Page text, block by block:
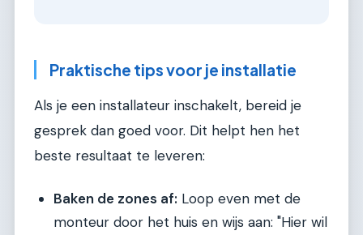
Praktische tips voor je installatie
Als je een installateur inschakelt, bereid je
gesprek dan goed voor. Dit helpt hen het
beste resultaat te leveren:
Baken de zones af: Loop even met de
monteur door het huis en wijs aan: "Hier wil